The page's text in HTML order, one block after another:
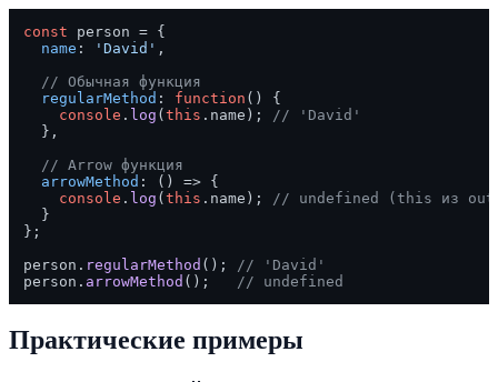
const person = {
name : 'David' ,
// Обычная функция
regularMethod : function ( ) {
console . log (this . name );
// 'David'
  },
// Arrow функция
arrowMethod : () => {
console . log (this . name );
// undefined (this из
  }
};
person. regularMethod ();
// 'David'
person. arrowMethod (); // undefined
Практические примеры